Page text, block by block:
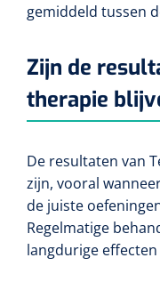
gemiddeld tussen
Zijn de
therapie
De resultaten van
zijn, vooral
de juiste
Regelmatige
langdurige